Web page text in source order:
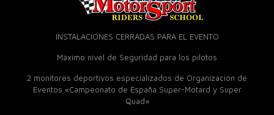
INSTALACIONES CERRADAS PARA EL EVENTO
Máximo nivel de Seguridad para los pilotos
2 monitores deportivos especializados de Organización de
Eventos «Campeonato de España Super-Motard y Super
Quad»